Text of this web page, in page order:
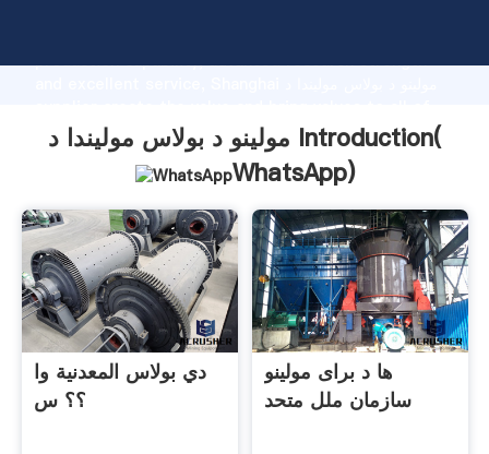
production capability, advanced research strength
customers.
مولینو د بولاس مولیندا د Introduction(
WhatsApp)
دي بولاس المعدنية وا
؟؟ س
ها د برای مولینو
سازمان ملل متحد